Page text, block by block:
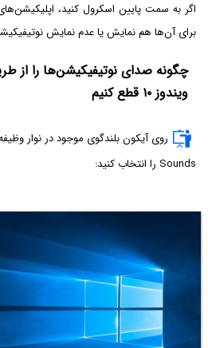
اگر به سمت پایین اسکرول کنید،
برای آن‌ها هم نمایش یا عدم نمایش
چگونه صدای نوتیفیکیشن‌ها را از
ویندوز ۱۰ قطع کنیم
روی آیکون بلندگوی موجود در نوار
Sounds را انتخاب کنید: